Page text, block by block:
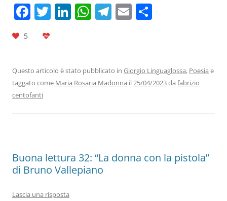
F
b
o
T Li
dI
n
W
A
p
T
a
m
E
vi
di
5
Questo articolo è stato pubblicato in Giorgio Linguaglossa, Poesia e
taggato come Maria Rosaria Madonna il25/04/2023da fabrizio
centofanti
Buona lettura 32: “La donna con la pistola”
di Bruno Vallepiano
Lascia una risposta